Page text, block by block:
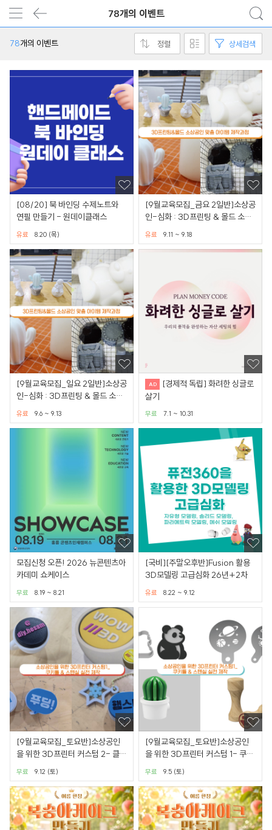
78개의 이벤트
78개의 이벤트 정렬 상세검색
[08/20] 북 바인딩 수제노트와
연필 만들기 - 원데이클래스
8.20 (목)
유료
[9월교육모집_금요 2일반]소상공
인-심화 : 3D프린팅 & 몰드 소상
공인 맞춤 아이템 제작
9.11 ~ 9.18
유료
[9월교육모집_일요 2일반]소상공
인-심화 : 3D프린팅 & 몰드 소상
공인 맞춤 아이템 제작
9.6 ~ 9.13
유료
[경제적 독립] 화려한 싱글로
살기
7.1 ~ 10.31
무료
모집신청 오픈! 2026 뉴콘텐츠아
카데미 쇼케이스
8.19 ~ 8.21
무료
[국비][주말오후반]Fusion 활용
3D모델링 고급심화 26년+2차
8.22 ~ 9.12
유료
[9월교육모집_토요반]소상공인
을 위한 3D프린터 커스텀 2- 클리
커 제품화 실전 과정
9.12 (토)
무료
[9월교육모집_토요반]소상공인
을 위한 3D프린터 커스텀 1- 쿠키
틀&스텐실 실전 제작
9.5 (토)
무료